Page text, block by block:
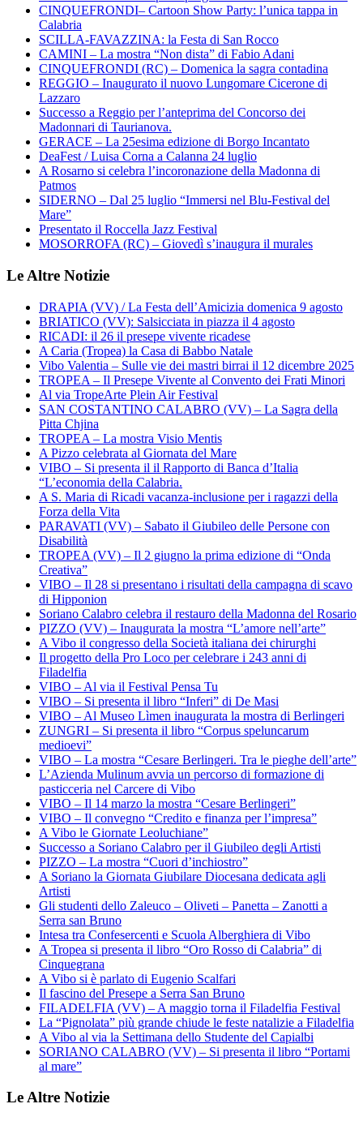
CINQUEFRONDI– Cartoon Show Party: l’unica tappa in
Calabria
SCILLA-FAVAZZINA: la Festa di San Rocco
CAMINI – La mostra “Non dista” di Fabio Adani
CINQUEFRONDI (RC) – Domenica la sagra contadina
REGGIO – Inaugurato il nuovo Lungomare Cicerone di
Lazzaro
Successo a Reggio per l’anteprima del Concorso dei
Madonnari di Taurianova.
GERACE – La 25esima edizione di Borgo Incantato
DeaFest / Luisa Corna a Calanna 24 luglio
A Rosarno si celebra l’incoronazione della Madonna di
Patmos
SIDERNO – Dal 25 luglio “Immersi nel Blu-Festival del
Mare”
Presentato il Roccella Jazz Festival
MOSORROFA (RC) – Giovedì s’inaugura il murales
Le Altre Notizie
DRAPIA (VV) / La Festa dell’Amicizia domenica 9 agosto
BRIATICO (VV): Salsicciata in piazza il 4 agosto
RICADI: il 26 il presepe vivente ricadese
A Caria (Tropea) la Casa di Babbo Natale
Vibo Valentia – Sulle vie dei mastri birrai il 12 dicembre 2025
TROPEA – Il Presepe Vivente al Convento dei Frati Minori
Al via TropeArte Plein Air Festival
SAN COSTANTINO CALABRO (VV) – La Sagra della
Pitta Chjina
TROPEA – La mostra Visio Mentis
A Pizzo celebrata al Giornata del Mare
VIBO – Si presenta il il Rapporto di Banca d’Italia
“L’economia della Calabria.
A S. Maria di Ricadi vacanza-inclusione per i ragazzi della
Forza della Vita
PARAVATI (VV) – Sabato il Giubileo delle Persone con
Disabilità
TROPEA (VV) – Il 2 giugno la prima edizione di “Onda
Creativa”
VIBO – Il 28 si presentano i risultati della campagna di scavo
di Hipponion
Soriano Calabro celebra il restauro della Madonna del Rosario
PIZZO (VV) – Inaugurata la mostra “L’amore nell’arte”
A Vibo il congresso della Società italiana dei chirurghi
Il progetto della Pro Loco per celebrare i 243 anni di
Filadelfia
VIBO – Al via il Festival Pensa Tu
VIBO – Si presenta il libro “Inferi” di De Masi
VIBO – Al Museo Lìmen inaugurata la mostra di Berlingeri
ZUNGRI – Si presenta il libro “Corpus speluncarum
medioevi”
VIBO – La mostra “Cesare Berlingeri. Tra le pieghe dell’arte”
L’Azienda Mulinum avvia un percorso di formazione di
pasticceria nel Carcere di Vibo
VIBO – Il 14 marzo la mostra “Cesare Berlingeri”
VIBO – Il convegno “Credito e finanza per l’impresa”
A Vibo le Giornate Leoluchiane”
Successo a Soriano Calabro per il Giubileo degli Artisti
PIZZO – La mostra “Cuori d’inchiostro”
A Soriano la Giornata Giubilare Diocesana dedicata agli
Artisti
Gli studenti dello Zaleuco – Oliveti – Panetta – Zanotti a
Serra san Bruno
Intesa tra Confesercenti e Scuola Alberghiera di Vibo
A Tropea si presenta il libro “Oro Rosso di Calabria” di
Cinquegrana
A Vibo si è parlato di Eugenio Scalfari
Il fascino del Presepe a Serra San Bruno
FILADELFIA (VV) – A maggio torna il Filadelfia Festival
La “Pignolata” più grande chiude le feste natalizie a Filadelfia
A Vibo al via la Settimana dello Studente del Capialbi
SORIANO CALABRO (VV) – Si presenta il libro “Portami
al mare”
Le Altre Notizie